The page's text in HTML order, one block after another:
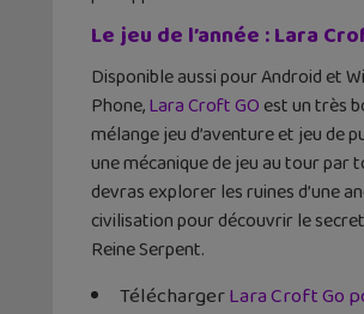
Le jeu de l’année : Lara
Disponible aussi pour Android et
Phone,Lara Croft GO est un très
mélange jeu d’aventure et jeu de
une mécanique de jeu au tour par
devras explorer les ruines d’une
civilisation pour découvrir le
Reine Serpent.
TéléchargerLara Croft Go